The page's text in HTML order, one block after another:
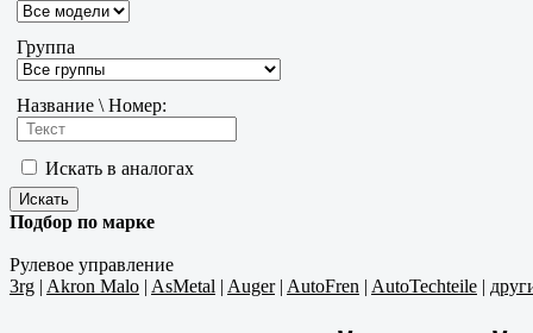
Группа
Название \ Номер:
Искать в аналогах
Подбор по марке
Рулевое управление
3rg | Akron Malo | AsMetal | Auger| AutoFren | AutoTechteile |